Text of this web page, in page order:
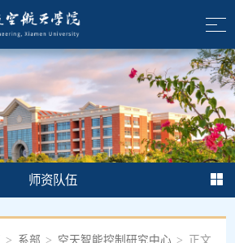
师资队伍
> 系部 > 空天智能控制研究中心 > 正文